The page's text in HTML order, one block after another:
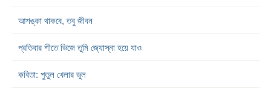
আশঙ্কা থাকবে, তবু জীবন
প্রতিবার শীতে ভিজে তুমি জ্যোস্না হয়ে যাও
কবিতা: পুতুল খেলার ভুল